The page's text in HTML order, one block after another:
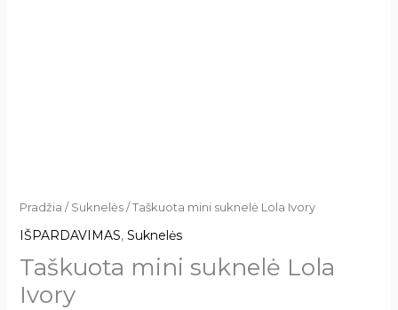
Pradžia / Suknelės/ Taškuota mini suknelė Lola Ivory
IŠPARDAVIMAS, Suknelės
Taškuota mini suknelė Lola
Ivory